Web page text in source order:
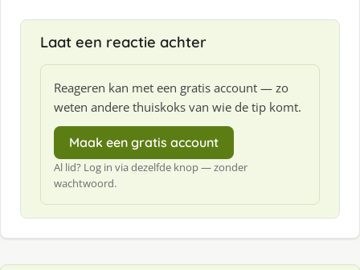
Laat een reactie achter
Reageren kan met een gratis account — zo
weten andere thuiskoks van wie de tip komt.
Maak een gratis account
Al lid? Log in via dezelfde knop — zonder
wachtwoord.